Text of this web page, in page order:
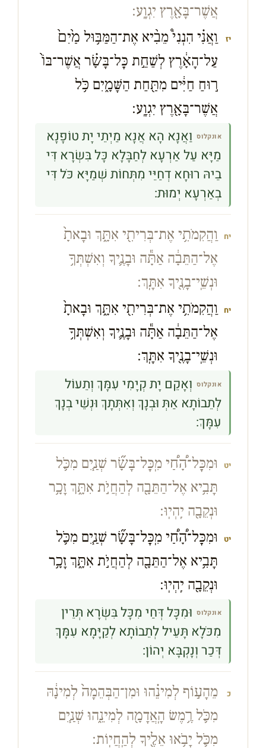
אֲשֶׁר־בָּאָ֖רֶץ יִגְוָֽע׃
יז
וַאֲנִ֗י הִנְנִי֩ מֵבִ֨יא אֶת־הַמַּבּ֥וּל מַ֙יִם֙
עַל־הָאָ֔רֶץ לְשַׁחֵ֣ת כׇּל־בָּשָׂ֗ר אֲשֶׁר־בּוֹ֙
ר֣וּחַ חַיִּ֔ים מִתַּ֖חַת הַשָּׁמָ֑יִם כֹּ֥ל
אֲשֶׁר־בָּאָ֖רֶץ יִגְוָֽע׃
אונקלוס וַאֲנָא הָא אֲנָא מַיְתֵי יָת טוֹפָנָא
מַיָּא עַל אַרְעָא לְחַבָּלָא כָּל בִּשְׂרָא דִּי
בֵיהּ רוּחָא דְחַיֵּי מִתְּחוֹת שְׁמַיָּא כֹּל דִּי
בְאַרְעָא יְמוּת:
יח
וַהֲקִמֹתִ֥י אֶת־בְּרִיתִ֖י אִתָּ֑ךְ וּבָאתָ֙
אֶל־הַתֵּבָ֔ה אַתָּ֕ה וּבָנֶ֛יךָ וְאִשְׁתְּךָ֥
וּנְשֵֽׁי־בָנֶ֖יךָ אִתָּֽךְ׃
יח
וַהֲקִמֹתִ֥י אֶת־בְּרִיתִ֖י אִתָּ֑ךְ וּבָאתָ֙
אֶל־הַתֵּבָ֔ה אַתָּ֕ה וּבָנֶ֛יךָ וְאִשְׁתְּךָ֥
וּנְשֵֽׁי־בָנֶ֖יךָ אִתָּֽךְ׃
אונקלוס וְאָקֵם יָת קְיָמִי עִמָּךְ וְתֵעוֹל
לְתֵבוֹתָא אַתְּ וּבְנָךְ וְאִתְּתָךְ וּנְשֵׁי בְנָךְ
עִמָּךְ:
יט
וּמִכׇּל־הָ֠חַ֠י מִֽכׇּל־בָּשָׂ֞ר שְׁנַ֧יִם מִכֹּ֛ל
תָּבִ֥יא אֶל־הַתֵּבָ֖ה לְהַחֲיֹ֣ת אִתָּ֑ךְ זָכָ֥ר
וּנְקֵבָ֖ה יִֽהְיֽוּ׃
יט
וּמִכׇּל־הָ֠חַ֠י מִֽכׇּל־בָּשָׂ֞ר שְׁנַ֧יִם מִכֹּ֛ל
תָּבִ֥יא אֶל־הַתֵּבָ֖ה לְהַחֲיֹ֣ת אִתָּ֑ךְ זָכָ֥ר
וּנְקֵבָ֖ה יִֽהְיֽוּ׃
אונקלוס וּמִכָּל דְּחַי מִכָּל בִּשְׂרָא תְּרֵין
מִכֹּלָא תָּעֵיל לְתֵבוֹתָא לְקַיָּמָא עִמָּךְ
דְּכַר וְנָקְבָּא יְהוֹן:
כ
מֵהָע֣וֹף לְמִינֵ֗הוּ וּמִן־הַבְּהֵמָה֙ לְמִינָ֔הּ
מִכֹּ֛ל רֶ֥מֶשׂ הָֽאֲדָמָ֖ה לְמִינֵ֑הוּ שְׁנַ֧יִם
מִכֹּ֛ל יָבֹ֥אוּ אֵלֶ֖יךָ לְהַֽחֲיֽוֹת׃